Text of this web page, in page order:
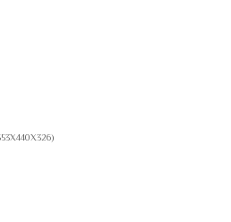
الأبعاد: (العرض * العمق * الارتفاع) (553X440X326)